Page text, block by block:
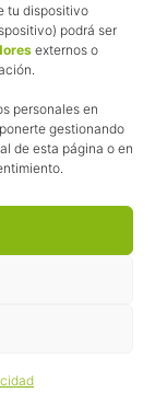
tu dispositivo
podrá ser
externos o
personales en
gestionando
de esta página o en
de afiliación.
a tiendas
me llevo
esta web,
después
he probado